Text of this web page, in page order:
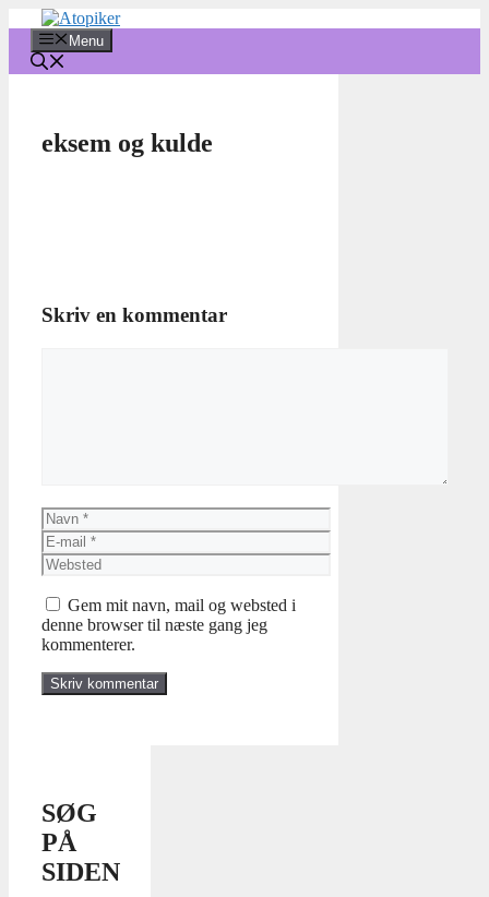
indhold
Menu
eksem og kulde
Skriv en kommentar
Navn
E-
mail
Websted
Gem mit navn, mail og websted i
denne browser til næste gang jeg
kommenterer.
SØG
PÅ
SIDEN